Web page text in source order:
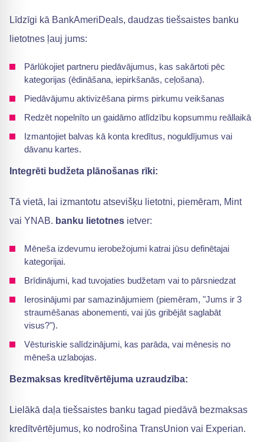
Līdzīgi kā BankAmeriDeals, daudzas tiešsaistes banku
lietotnes ļauj jums:
Pārlūkojiet partneru piedāvājumus, kas sakārtoti pēc
kategorijas (ēdināšana, iepirkšanās, ceļošana).
Piedāvājumu aktivizēšana pirms pirkumu veikšanas
Redzēt nopelnīto un gaidāmo atlīdzību kopsummu reāllaikā
Izmantojiet balvas kā konta kredītus, noguldījumus vai
dāvanu kartes.
Integrēti budžeta plānošanas rīki:
Tā vietā, lai izmantotu atsevišķu lietotni, piemēram, Mint
vai YNAB. banku lietotnes ietver:
Mēneša izdevumu ierobežojumi katrai jūsu definētajai
kategorijai.
Brīdinājumi, kad tuvojaties budžetam vai to pārsniedzat
Ierosinājumi par samazinājumiem (piemēram, "Jums ir 3
straumēšanas abonementi, vai jūs gribējāt saglabāt
visus?").
Vēsturiskie salīdzinājumi, kas parāda, vai mēnesis no
mēneša uzlabojas.
Bezmaksas kredītvērtējuma uzraudzība:
Lielākā daļa tiešsaistes banku tagad piedāvā bezmaksas
kredītvērtējumus, ko nodrošina TransUnion vai Experian.